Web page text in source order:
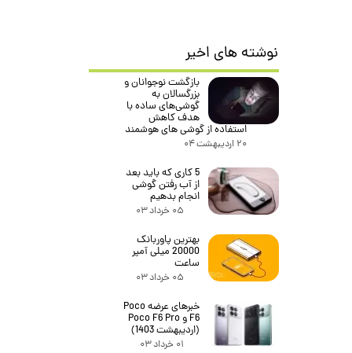
نوشته های اخیر
بازگشت نوجوانان و
بزرگسالان به
گوشی‌های ساده با
هدف کاهش
استفاده از گوشی های هوشمند
۲۰ اردیبهشت ۰۴
5 کاری که باید بعد
از آب رفتن گوشی
انجام بدهیم
۰۵ خرداد ۰۳
بهترین پاوربانک
20000 میلی آمپر
ساعت
۰۵ خرداد ۰۳
خبرهای عرضه Poco
F6 و Poco F6 Pro
(اردیبهشت 1403)
۰۱ خرداد ۰۳